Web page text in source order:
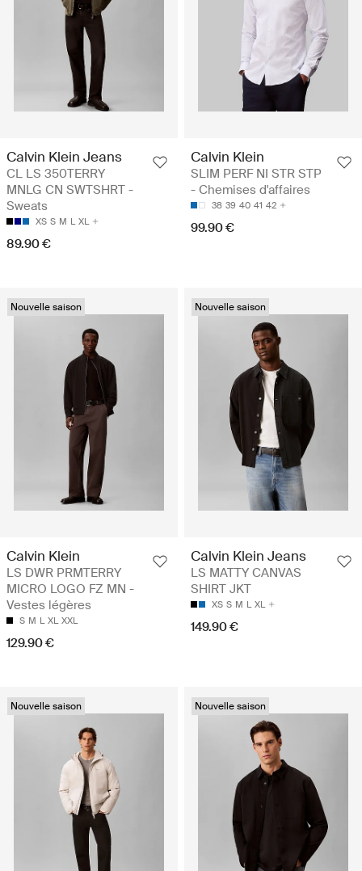
Calvin Klein Jeans
CL LS 350TERRY
MNLG CN SWTSHRT -
Sweats
XS S M L XL
89.90 €
Calvin Klein
SLIM PERF NI STR STP
- Chemises d'affaires
38 39 40 41 42
99.90 €
Nouvelle saison
Calvin Klein
LS DWR PRMTERRY
MICRO LOGO FZ MN -
Vestes légères
S M L XL XXL
129.90 €
Nouvelle saison
Calvin Klein Jeans
LS MATTY CANVAS
SHIRT JKT
XS S M L XL
149.90 €
Nouvelle saison Nouvelle saison